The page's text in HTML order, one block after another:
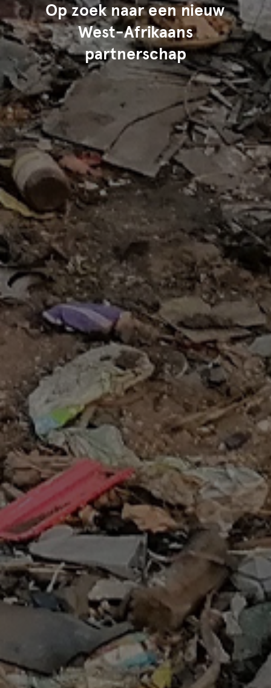
Op zoek naar een nieuw
West-Afrikaans
partnerschap